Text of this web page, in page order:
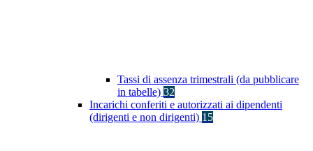
Tassi di assenza trimestrali (da pubblicare
in tabelle) 32
Incarichi conferiti e autorizzati ai dipendenti
(dirigenti e non dirigenti) 15